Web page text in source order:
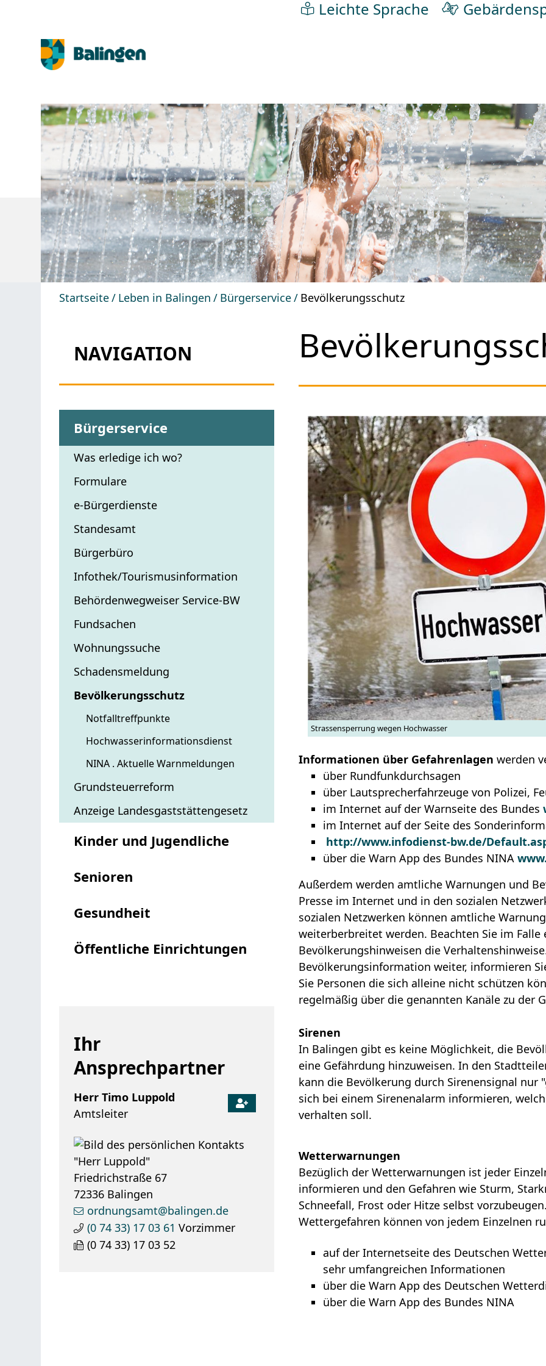
Leichte Sprache
Startseite Leben in Balingen Bürgerservice Bevölkerungsschutz
NAVIGATION
Bürgerservice
Was erledige ich wo?
Formulare
e-Bürgerdienste
Standesamt
Bürgerbüro
Infothek/Tourismusinformation
Behördenwegweiser Service-BW
Fundsachen
Wohnungssuche
Schadensmeldung
Bevölkerungsschutz
Notfalltreffpunkte
Hochwasserinformationsdienst
NINA . Aktuelle Warnmeldungen
Grundsteuerreform
Anzeige Landesgaststättengesetz
Kinder und Jugendliche
Senioren
Gesundheit
Öffentliche Einrichtungen
Ihr
Ansprechpartner
Herr Timo Luppold
Amtsleiter
Friedrichstraße 67
72336 Balingen
ordnungsamt@balingen.de
(0 74 33) 17 03 61 Vorzimmer
(0 74 33) 17 03 52
Strassensperrung wegen Hochwasser
Informationen über Gefahrenlagen werden
über Rundfunkdurchsagen
über Lautsprecherfahrzeuge von Polizei,
im Internet auf der Warnseite des Bundes
im Internet auf der Seite des
http://www.infodienst-bw.de/
über die Warn App des Bundes NINA
Außerdem werden amtliche Warnungen und
Presse im Internet und in den sozialen
sozialen Netzwerken können amtliche
weiterberbreitet werden. Beachten Sie im
Bevölkerungshinweisen die
Bevölkerungsinformation weiter, informieren
Sie Personen die sich alleine nicht schützen
regelmäßig über die genannten Kanäle zu der
Sirenen
In Balingen gibt es keine Möglichkeit, die
eine Gefährdung hinzuweisen. In den
kann die Bevölkerung durch Sirenensignal nur
sich bei einem Sirenenalarm informieren,
verhalten soll.
Wetterwarnungen
Bezüglich der Wetterwarnungen ist jeder
informieren und den Gefahren wie Sturm,
Schneefall, Frost oder Hitze selbst
Wettergefahren können von jedem Einzelnen
auf der Internetseite des Deutschen
sehr umfangreichen Informationen
über die Warn App des Deutschen
über die Warn App des Bundes NINA